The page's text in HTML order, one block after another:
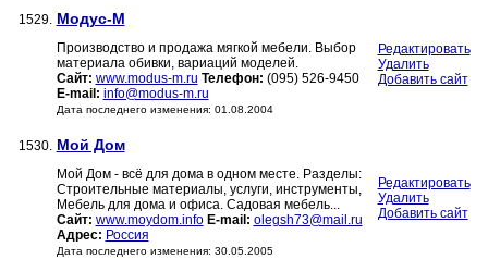
1529. Модус-М
Производство и продажа мягкой мебели. Выбор
материала обивки, вариаций моделей.
Сайт: www.modus-m.ru Телефон: (095) 526-9450
E-mail: info@modus-m.ru
Дата последнего изменения: 01.08.2004
Редактировать
Удалить
Добавить сайт
1530. Мой Дом
Мой Дом - всё для дома в одном месте. Разделы:
Строительные материалы, услуги, инструменты,
Мебель для дома и офиса. Садовая мебель...
Сайт: www.moydom.info E-mail: olegsh73@mail.ru
Адрес: Россия
Дата последнего изменения: 30.05.2005
Редактировать
Удалить
Добавить сайт